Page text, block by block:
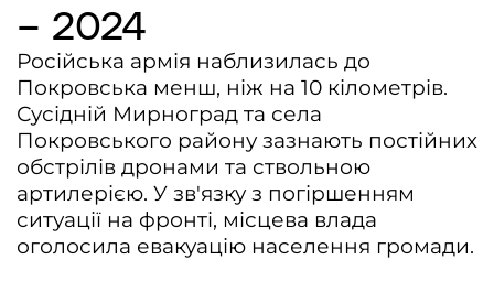
Інтерв’ю
Особисто
На часі
Про нас
Підтримати
Команда
– 2024
Російська армія наблизилась до
Покровська менш, ніж на 10 кілометрів.
Сусідній Мирноград та села
Покровського району зазнають постійних
обстрілів дронами та ствольною
артилерією. У зв'язку з погіршенням
ситуації на фронті, місцева влада
оголосила евакуацію населення громади.